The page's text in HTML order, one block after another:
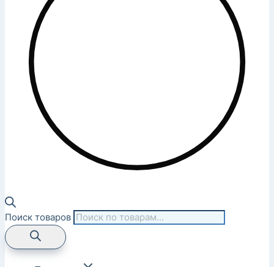
Поиск товаров